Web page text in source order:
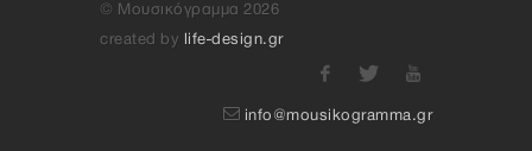
© Μουσικόγραμμα 2026
created by
life-design.gr
info@mousikogramma.gr